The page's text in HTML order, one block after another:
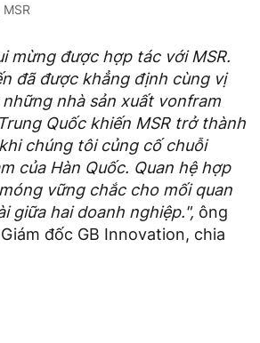
mừng được hợp tác với MSR.
đã được khẳng định cùng vị
nhà sản xuất vonfram
Quốc khiến MSR trở thành
chúng tôi củng cố chuỗi
của Hàn Quốc. Quan hệ hợp
vững chắc cho mối quan
giữa hai doanh nghiệp.", ông
đốc GB Innovation, chia